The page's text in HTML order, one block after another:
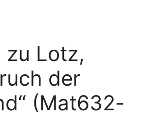
zu Lotz,
der
(Mat632-